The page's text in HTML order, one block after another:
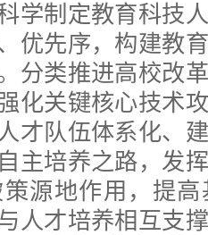
学制定教育科技
优先序，构建教
分类推进高校改
化关键核心技术
才队伍体系化、
主培养之路，发
源地作用，提
人才培养相互支